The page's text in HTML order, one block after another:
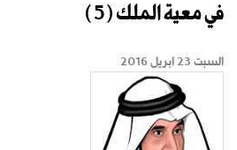
في معية الملك (5)
السبت 23 ابريل 2016